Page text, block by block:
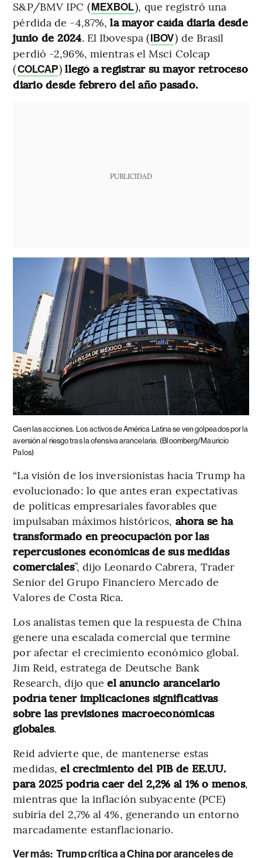
S&P/BMV IPC (MEXBOL), que registró una
pérdida de -4,87%,la mayor caída diaria desde
junio de 2024. El Ibovespa (IBOV) de Brasil
perdió -2,96%, mientras el Msci Colcap
(COLCAP)llegó a registrar su mayor retroceso
diario desde febrero del año pasado.
PUBLICIDAD
Caen las acciones. Los activos de América Latina se ven golpeados por la
aversión al riesgo tras la ofensiva arancelaria. (Bloomberg/Mauricio
Palos)
“La visión de los inversionistas hacia Trump ha
evolucionado: lo que antes eran expectativas
de políticas empresariales favorables que
impulsaban máximos históricos, ahora se ha
transformado en preocupación por las
repercusiones económicas de sus medidas
comerciales”, dijo Leonardo Cabrera, Trader
Senior del Grupo Financiero Mercado de
Valores de Costa Rica.
Los analistas temen que la respuesta de China
genere una escalada comercial que termine
por afectar el crecimiento económico global.
Jim Reid, estratega de Deutsche Bank
Research, dijo queel anuncio arancelario
podría tener implicaciones significativas
sobre las previsiones macroeconómicas
globales.
Reid advierte que, de mantenerse estas
medidas,el crecimiento del PIB de EE.UU.
para 2025 podría caer del 2,2% al 1% o menos,
mientras que la inflación subyacente (PCE)
subiría del 2,7% al 4%, generando un entorno
marcadamente estanflacionario.
Ver más: Trump crítica a China por aranceles de